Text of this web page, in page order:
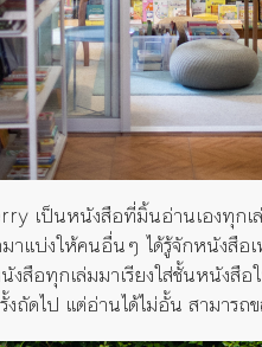
เป็นหนังสือที่มิ้นอ่านเองทุกเ
าแบ่งให้คนอื่นๆ ได้รู้จักหนังสือ
งสือทุกเล่มมาเรียงใส่ชั้นหนังสือ
งถัดไป แต่อ่านได้ไม่อั้น สามารถ